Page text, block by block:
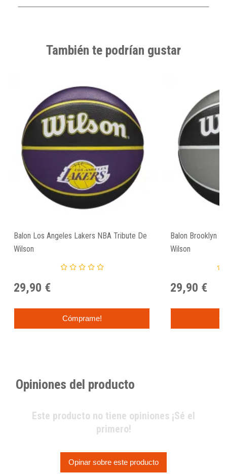
También te podrían gustar
Balon Los Angeles Lakers NBA Tribute De
Wilson
29,90 €
Cómprame!
Balon Brooklyn
Wilson
29,90 €
Opiniones del producto
Este producto no tiene opiniones ¡Sé el
primero!
Opinar sobre este producto